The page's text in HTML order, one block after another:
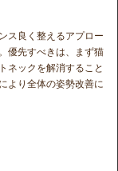
ス良く整えるアプロー
優先すべきは、まず猫
ネックを解消すること
より全体の姿勢改善に